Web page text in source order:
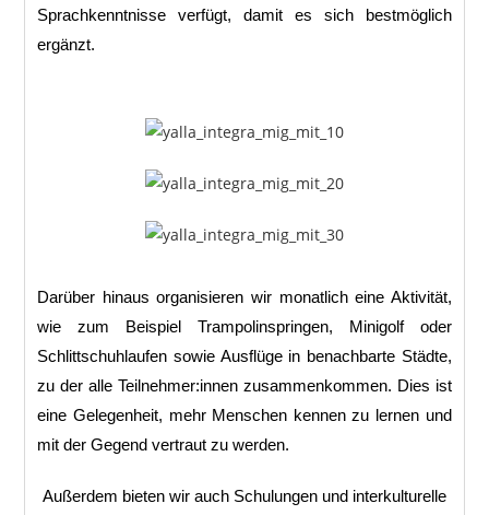
Sprachkenntnisse verfügt, damit es sich bestmöglich
ergänzt.
Darüber hinaus organisieren wir monatlich eine Aktivität,
wie zum Beispiel Trampolinspringen, Minigolf oder
Schlittschuhlaufen sowie Ausflüge in benachbarte Städte,
zu der alle Teilnehmer:innen zusammenkommen. Dies ist
eine Gelegenheit, mehr Menschen kennen zu lernen und
mit der Gegend vertraut zu werden.
Außerdem bieten wir auch Schulungen und interkulturelle